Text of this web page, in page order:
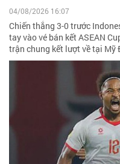
04/08/2026 16:07
Chiến thắng 3-0 trước
tay vào vé bán kết ASEAN
trận chung kết lượt về tại Mỹ